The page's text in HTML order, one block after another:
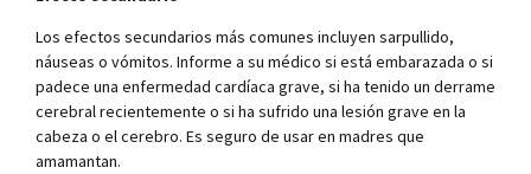
Los efectos secundarios más comunes incluyen sarpullido,
náuseas o vómitos. Informe a su médico si está embarazada o si
padece una enfermedad cardíaca grave, si ha tenido un derrame
cerebral recientemente o si ha sufrido una lesión grave en la
cabeza o el cerebro. Es seguro de usar en madres que
amamantan.